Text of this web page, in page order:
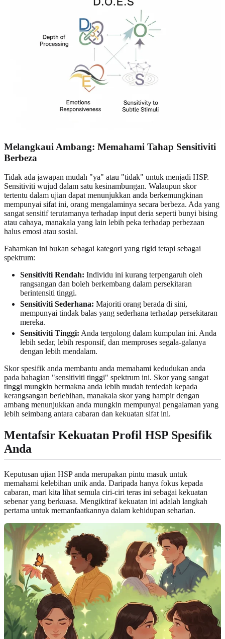
Melangkaui Ambang: Memahami Tahap Sensitiviti
Berbeza
Tidak ada jawapan mudah "ya" atau "tidak" untuk menjadi HSP.
Sensitiviti wujud dalam satu kesinambungan. Walaupun skor
tertentu dalam ujian dapat menunjukkan anda berkemungkinan
mempunyai sifat ini, orang mengalaminya secara berbeza. Ada yang
sangat sensitif terutamanya terhadap input deria seperti bunyi bising
atau cahaya, manakala yang lain lebih peka terhadap perbezaan
halus emosi atau sosial.
Fahamkan ini bukan sebagai kategori yang rigid tetapi sebagai
spektrum:
Sensitiviti Rendah: Individu ini kurang terpengaruh oleh
rangsangan dan boleh berkembang dalam persekitaran
berintensiti tinggi.
Sensitiviti Sederhana: Majoriti orang berada di sini,
mempunyai tindak balas yang sederhana terhadap persekitaran
mereka.
Sensitiviti Tinggi: Anda tergolong dalam kumpulan ini. Anda
lebih sedar, lebih responsif, dan memproses segala-galanya
dengan lebih mendalam.
Skor spesifik anda membantu anda memahami kedudukan anda
pada bahagian "sensitiviti tinggi" spektrum ini. Skor yang sangat
tinggi mungkin bermakna anda lebih mudah terdedah kepada
kerangsangan berlebihan, manakala skor yang hampir dengan
ambang menunjukkan anda mungkin mempunyai pengalaman yang
lebih seimbang antara cabaran dan kekuatan sifat ini.
Mentafsir Kekuatan Profil HSP Spesifik
Anda
Keputusan ujian HSP anda merupakan pintu masuk untuk
memahami kelebihan unik anda. Daripada hanya fokus kepada
cabaran, mari kita lihat semula ciri-ciri teras ini sebagai kekuatan
sebenar yang berkuasa. Mengiktiraf kekuatan ini adalah langkah
pertama untuk memanfaatkannya dalam kehidupan seharian.